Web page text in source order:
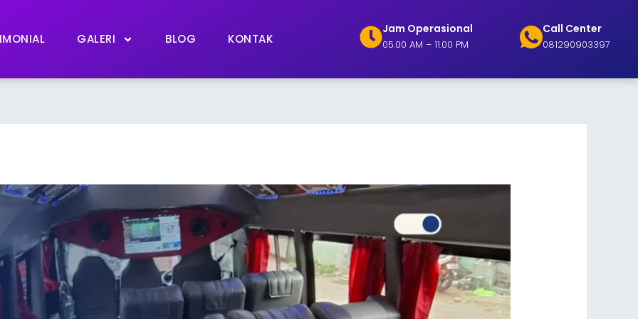
GALERI BLOG KONTAK
Jam Operasional
05.00 AM – 11.00 PM
Call Center
081290903397